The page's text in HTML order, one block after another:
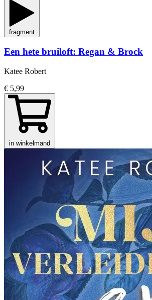
fragment
Een hete bruiloft: Regan & Brock
Katee Robert
€ 5,99
in winkelmand